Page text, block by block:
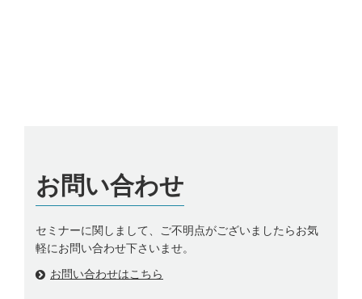
お問い合わせ
セミナーに関しまして、ご不明点がございましたらお気
軽にお問い合わせ下さいませ。
お問い合わせはこちら